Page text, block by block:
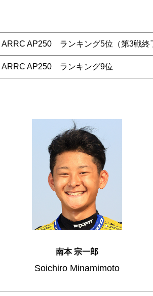
ARRC AP250 ランキング5位（第3戦終
ARRC AP250 ランキング9位
南本 宗一郎
Soichiro Minamimoto